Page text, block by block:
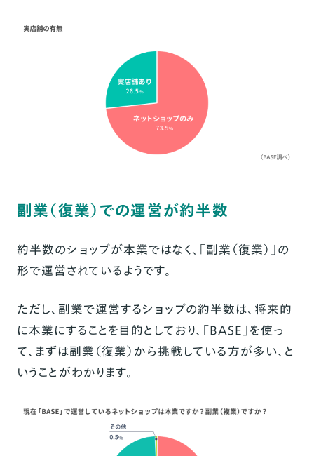
副業（復業）での運営が約半数
約半数のショップが本業ではなく、「副業（復業）」の
形で運営されているようです。
ただし、副業で運営するショップの約半数は、将来的
に本業にすることを目的としており、「BASE」を使っ
て、まずは副業（復業）から挑戦している方が多い、と
いうことがわかります。